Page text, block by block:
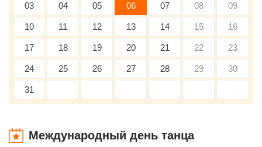
03 04 05 06 07 08 09
10 11 12 13 14 15 16
17 18 19 20 21 22 23
24 25 26 27 28 29 30
31
Международный день танца